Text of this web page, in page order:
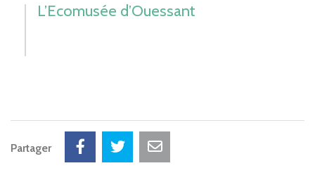
L’Ecomusée d’Ouessant
Partager